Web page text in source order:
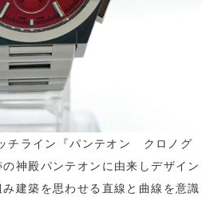
チライン『パンテオン クロノグ
神殿パンテオンに由来しデザイン
建築を思わせる直線と曲線を意識